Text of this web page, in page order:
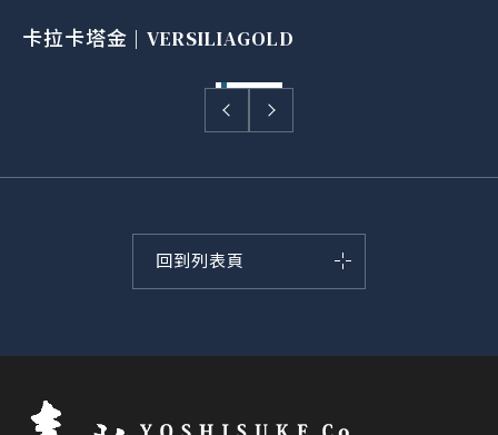
卡拉卡塔金 | VERSILIAGOLD
回到列表頁